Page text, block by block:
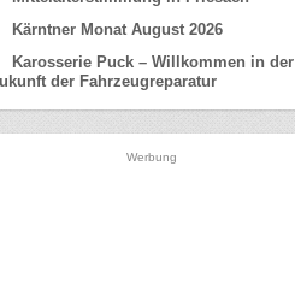
Kärntner Monat August 2026
Karosserie Puck – Willkommen in der
der Fahrzeugreparatur
Werbung